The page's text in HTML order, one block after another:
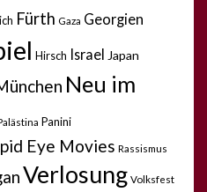
Fürth Gaza Georgien
Hirsch Israel Japan
Neu im
Panini
Eye Movies Rassismus
Verlosung Volksfest